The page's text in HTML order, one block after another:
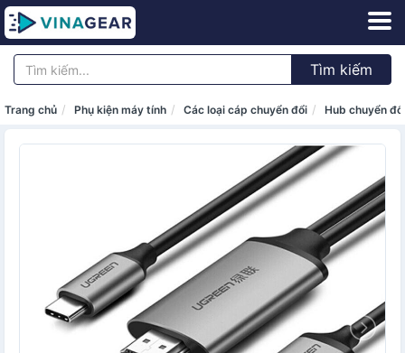
Tìm kiếm
Trang chủ Phụ kiện máy tính Các loại cáp chuyển đổi Hub chuyển